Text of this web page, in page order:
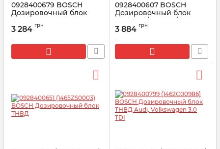
0928400679 BOSCH
Дозировочный блок
Qashqai, X-Trail), Renault
Opel Vivaro 2.0 dCi
0928400679
3 284 грн
0928400607 BOSCH
Дозировочный блок
CITROEN/MAZDA/PEUGEOT/
Артикул: 0928400607
3 884 грн